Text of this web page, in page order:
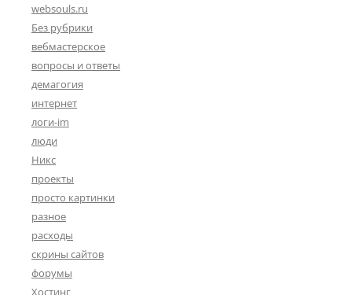
websouls.ru
Без рубрики
вебмастерское
вопросы и ответы
демагогия
интернет
логи-im
люди
Никс
проекты
просто картинки
разное
расходы
скрины сайтов
форумы
Хостинг